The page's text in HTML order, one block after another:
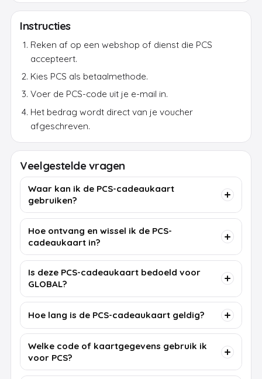
Instructies
Reken af op een webshop of dienst die PCS
accepteert.
Kies PCS als betaalmethode.
Voer de PCS-code uit je e-mail in.
Het bedrag wordt direct van je voucher
afgeschreven.
Veelgestelde vragen
Waar kan ik de PCS-cadeaukaart
gebruiken?
Hoe ontvang en wissel ik de PCS-
cadeaukaart in?
Is deze PCS-cadeaukaart bedoeld voor
GLOBAL?
Hoe lang is de PCS-cadeaukaart geldig?
Welke code of kaartgegevens gebruik ik
voor PCS?